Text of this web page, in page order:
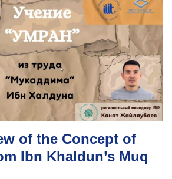
of the Concept of
Ibn Khaldun’s Muq